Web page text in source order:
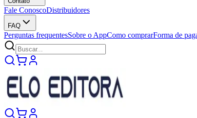
Fale ConoscoDistribuidores
FAQ
Perguntas frequentesSobre o AppComo comprarForma de